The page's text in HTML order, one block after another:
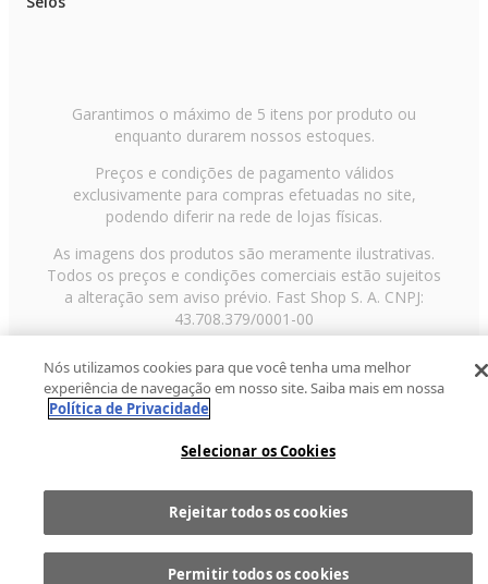
Comprar
Garantimos o máximo de 5 itens por produto ou
enquanto durarem nossos estoques.
Preços e condições de pagamento válidos
exclusivamente para compras efetuadas no site,
podendo diferir na rede de lojas físicas.
As imagens dos produtos são meramente ilustrativas.
Todos os preços e condições comerciais estão sujeitos
a alteração sem aviso prévio. Fast Shop S. A. CNPJ:
43.708.379/0001-00
Paulo/SP, CEP 02029-001, Telefone: 11 3003-3728 ©
2013 Fast Shop - Todos os direitos reservadosRF
Nós utilizamos cookies para que você tenha uma melhor
experiência de navegação em nosso site. Saiba mais em nossa
Política de Privacidade
Selecionar os Cookies
Rejeitar todos os cookies
Permitir todos os cookies